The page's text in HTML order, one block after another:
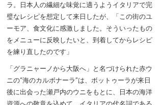
ラ。日本人の繊細な味覚に適うようイタリアで完
璧なレシピを想定して来日したが、「この街のユ
ーモア、食文化に感激しました。そういったもの
をメニューに反映したいと、到着してからレシピ
を練り直したのです」
「グラニャーノから大阪へ」と名づけられた赤ウ
ニの“海のカルボナーラ”は、ボットゥーラが来日
後に出会った瀬戸内のウニをもとに、日本の海洋